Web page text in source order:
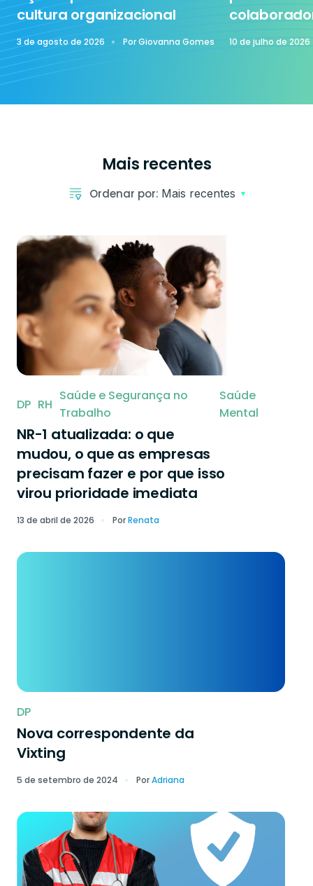
cultura organizacional
3 de agosto de 2026 PorGiovanna Gomes 10 de julho de 2026
Mais recentes
Ordenar por: Mais recentes
DP RH
Saúde e Segurança no
Trabalho
Saúde
Mental
NR-1 atualizada: o que
mudou, o que as empresas
precisam fazer e por que isso
virou prioridade imediata
13 de abril de 2026 PorRenata
DP
Nova correspondente da
Vixting
5 de setembro de 2024 PorAdriana